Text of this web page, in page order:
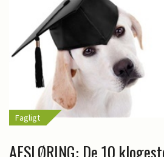
Fagligt
AFSLØRING: De 10